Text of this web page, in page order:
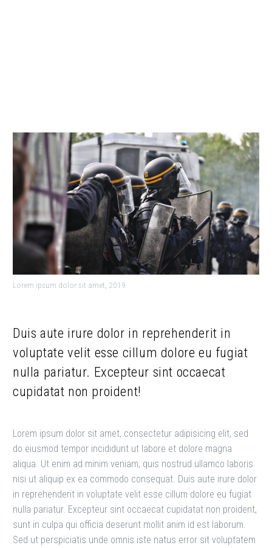
Lorem ipsum dolor sit amet, 2019
Duis aute irure dolor in reprehenderit in
voluptate velit esse cillum dolore eu fugiat
nulla pariatur. Excepteur sint occaecat
cupidatat non proident!
Lorem ipsum dolor sit amet, consectetur adipisicing elit, sed
do eiusmod tempor incididunt ut labore et dolore magna
aliqua. Ut enim ad minim veniam, quis nostrud ullamco laboris
nisi ut aliquip ex ea commodo consequat. Duis aute irure dolor
in reprehenderit in voluptate velit esse cillum dolore eu fugiat
nulla pariatur. Excepteur sint occaecat cupidatat non proident,
sunt in culpa qui officia deserunt mollit anim id est laborum.
Sed ut perspiciatis unde omnis iste natus error sit voluptatem